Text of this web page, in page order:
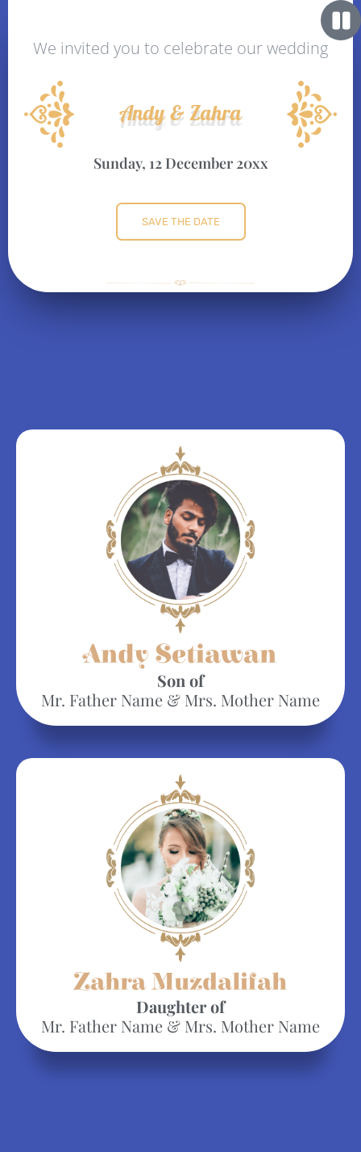
We invited you to celebrate our wedding
Andy & Zahra
Sunday, 12 December 20xx
SAVE THE DATE
Andy Setiawan
Son of
Mr. Father Name & Mrs. Mother Name
Zahra Muzdalifah
Daughter of
Mr. Father Name & Mrs. Mother Name